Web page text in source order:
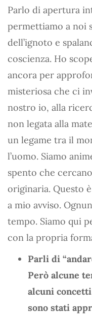
Parlo di apertura
permettiamo a noi
dell’ignoto e
coscienza. Ho
ancora per
misteriosa che ci
nostro io, alla
non legata alla
un legame tra il
l’uomo. Siamo
spento che
originaria. Questo
a mio avviso.
tempo. Siamo qui
con la propria
Parli di
Però alcune
alcuni
sono stati